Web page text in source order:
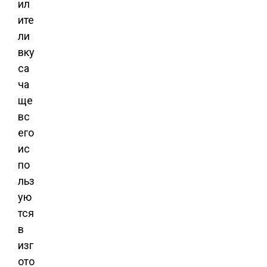
ил
ите
ли
вку
са
ча
ще
вс
его
ис
по
льз
ую
тся
в
изг
ото